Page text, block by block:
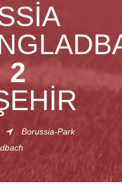
2
Borussia-Park